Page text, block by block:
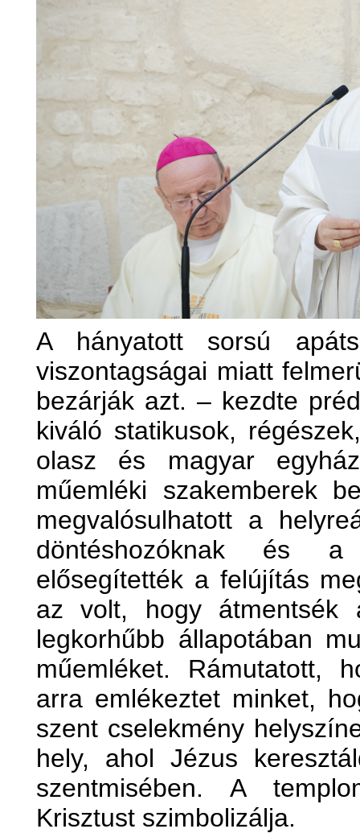
A hányatott sorsú
viszontagságai miatt
bezárják azt. – kezdte
kiváló statikusok,
olasz és magyar
műemléki szakemberek
megvalósulhatott a
döntéshozóknak és a
elősegítették a felújítás
az volt, hogy
legkorhűbb állapotában
műemléket. Rámutatott,
arra emlékeztet minket,
szent cselekmény
hely, ahol Jézus
szentmisében. A
Krisztust szimbolizálja.